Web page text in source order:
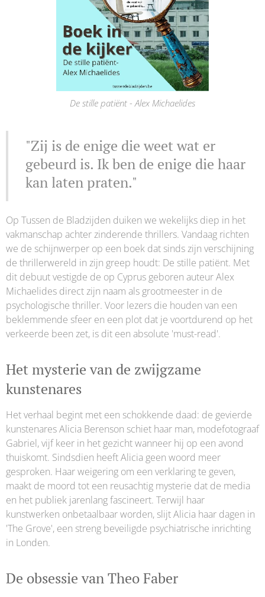
De stille patiënt - Alex Michaelides
"Zij is de enige die weet wat er
gebeurd is. Ik ben de enige die haar
kan laten praten."
Op Tussen de Bladzijden duiken we wekelijks diep in het
vakmanschap achter zinderende thrillers. Vandaag richten
we de schijnwerper op een boek dat sinds zijn verschijning
de thrillerwereld in zijn greep houdt: De stille patiënt. Met
dit debuut vestigde de op Cyprus geboren auteur Alex
Michaelides direct zijn naam als grootmeester in de
psychologische thriller. Voor lezers die houden van een
beklemmende sfeer en een plot dat je voortdurend op het
verkeerde been zet, is dit een absolute 'must-read'.
Het mysterie van de zwijgzame
kunstenares
Het verhaal begint met een schokkende daad: de gevierde
kunstenares Alicia Berenson schiet haar man, modefotograaf
Gabriel, vijf keer in het gezicht wanneer hij op een avond
thuiskomt. Sindsdien heeft Alicia geen woord meer
gesproken. Haar weigering om een verklaring te geven,
maakt de moord tot een reusachtig mysterie dat de media
en het publiek jarenlang fascineert. Terwijl haar
kunstwerken onbetaalbaar worden, slijt Alicia haar dagen in
'The Grove', een streng beveiligde psychiatrische inrichting
in Londen.
De obsessie van Theo Faber